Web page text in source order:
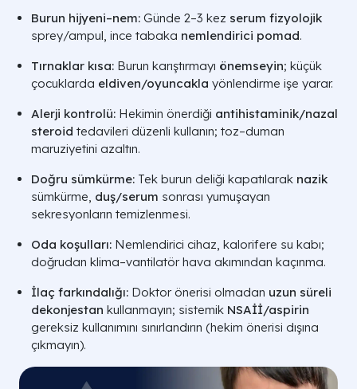
Burun hijyeni–nem: Günde 2–3 kez serum fizyolojik
sprey/ampul, ince tabaka nemlendirici pomad.
Tırnaklar kısa: Burun karıştırmayı önemseyin; küçük
çocuklarda eldiven/oyuncakla yönlendirme işe yarar.
Alerji kontrolü: Hekimin önerdiği antihistaminik/nazal
steroid tedavileri düzenli kullanın; toz–duman
maruziyetini azaltın.
Doğru sümkürme: Tek burun deliği kapatılarak nazik
sümkürme, duş/serum sonrası yumuşayan
sekresyonların temizlenmesi.
Oda koşulları: Nemlendirici cihaz, kalorifere su kabı;
doğrudan klima–vantilatör hava akımından kaçınma.
İlaç farkındalığı: Doktor önerisi olmadan uzun süreli
dekonjestan kullanmayın; sistemik NSAİİ/aspirin
gereksiz kullanımını sınırlandırın (hekim önerisi dışına
çıkmayın).